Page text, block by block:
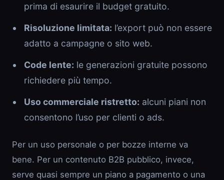
prima di esaurire il budget gratuito.
Risoluzione limitata: l’export può non essere
adatto a campagne o sito web.
Code lente: le generazioni gratuite possono
richiedere più tempo.
Uso commerciale ristretto: alcuni piani non
consentono l’uso per clienti o ads.
Per un uso personale o per bozze interne va
bene. Per un contenuto B2B pubblico, invece,
serve quasi sempre un piano a pagamento o una